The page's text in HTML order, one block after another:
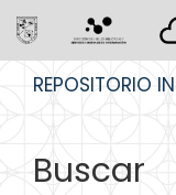
REPOSITORIO
Buscar